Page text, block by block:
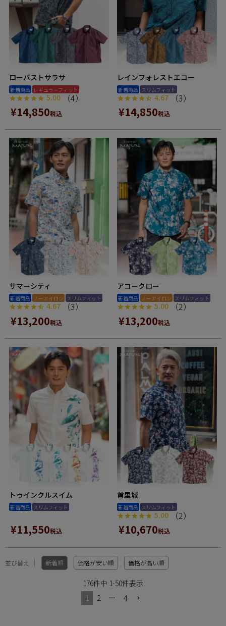
ローバストサラサ
新着商品 レギュラーフィット
5.00 （4）
¥14,850税込
レインフォレストエコー
新着商品 スリムフィット
4.67 （3）
¥14,850税込
サマーシティ
新着商品 ノーアイロン スリムフィット
4.67 （3）
¥13,200税込
アコークロー
新着商品 ノーアイロン スリムフィット
5.00 （2）
¥13,200税込
トゥインクルスイム
新着商品 スリムフィット
¥11,550税込
首里城
新着商品 スリムフィット
5.00 （2）
¥10,670税込
並び替え 新着順 価格が安い順 価格が高い順
176件中 1-50件表示
1
2 … 4